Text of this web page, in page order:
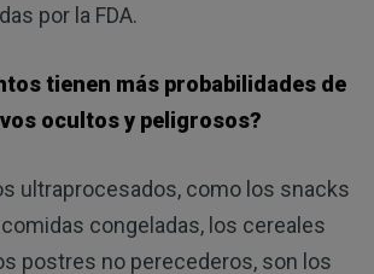
por la FDA.
tienen más probabilidades de
ocultos y peligrosos?
ultraprocesados, como los snacks
congeladas, los cereales
postres no perecederos, son los